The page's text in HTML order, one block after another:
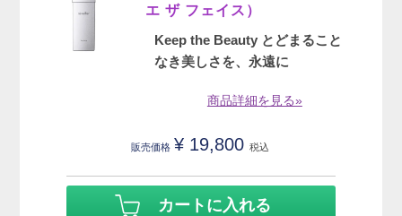
エ ザ フェイス）
Keep the Beauty とどまること
なき美しさを、永遠に
商品詳細を見る»
販売価格 ¥ 19,800 税込
カートに入れる